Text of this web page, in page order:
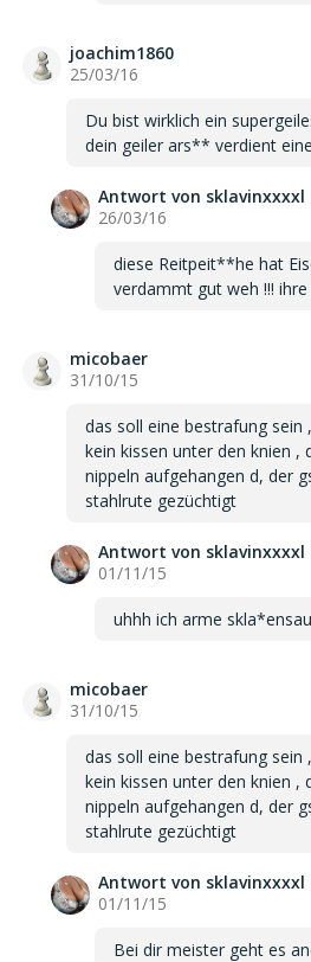
joachim1860
25/03/16
Du bist wirklich ein
dein geiler ars** verdient
Antwort von sklavinxxxxl
26/03/16
diese Reitpeit**he hat
verdammt gut weh !!!
micobaer
31/10/15
das soll eine bestrafung sein
kein kissen unter den knien ,
nippeln aufgehangen d, der
stahlrute gezüchtigt
Antwort von sklavinxxxxl
01/11/15
uhhh ich arme
micobaer
31/10/15
das soll eine bestrafung sein
kein kissen unter den knien ,
nippeln aufgehangen d, der
stahlrute gezüchtigt
Antwort von sklavinxxxxl
01/11/15
Bei dir meister geht es